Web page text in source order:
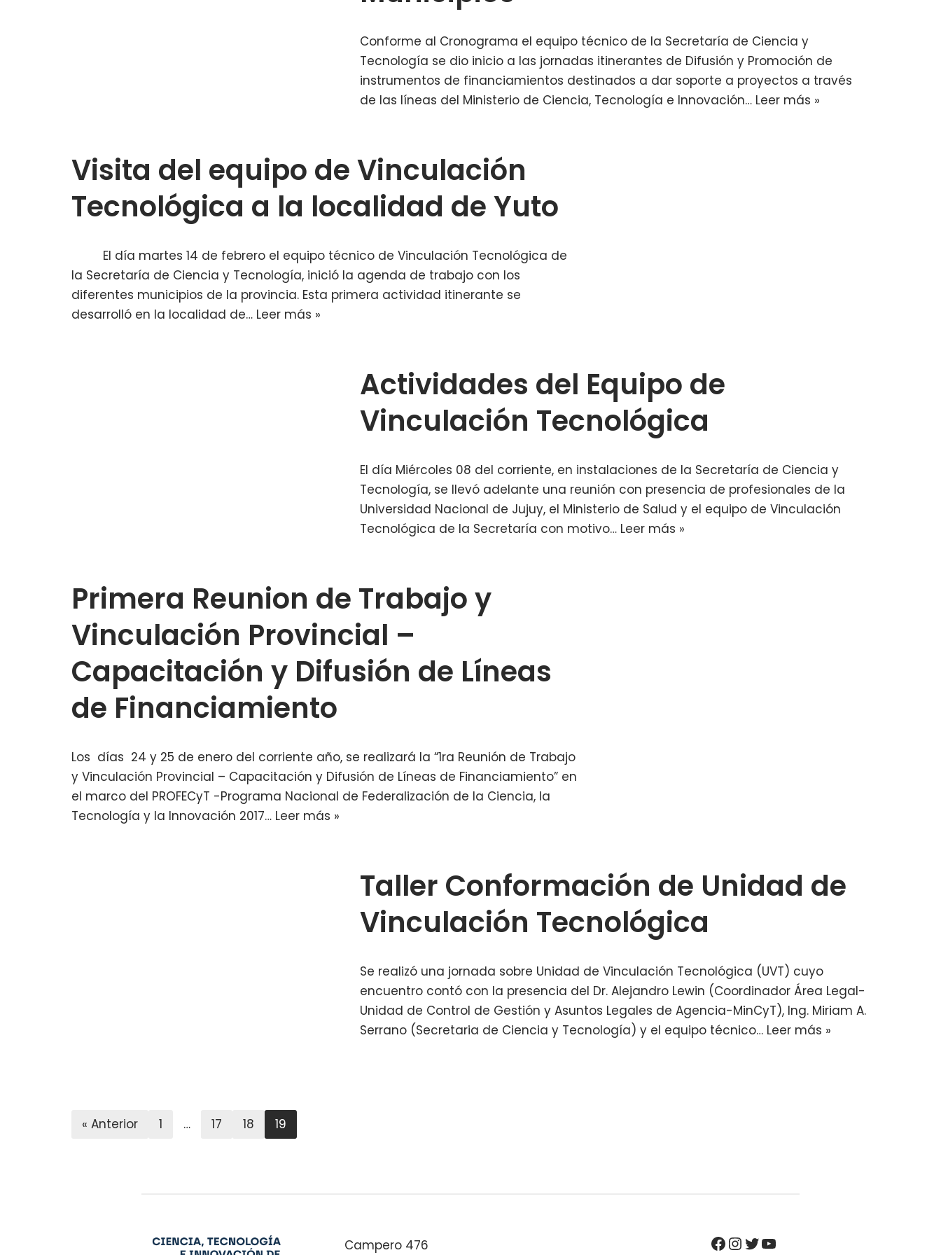
Conforme al Cronograma el equipo técnico de la Secretaría de Ciencia y
Tecnología se dio inicio a las jornadas itinerantes de Difusión y Promoción de
instrumentos de financiamientos destinados a dar soporte a proyectos a través
de las líneas del Ministerio de Ciencia, Tecnología e Innovación… Leer más »
Visita del equipo de Vinculación
Tecnológica a la localidad de Yuto
El día martes 14 de febrero el equipo técnico de Vinculación Tecnológica de
la Secretaría de Ciencia y Tecnología, inició la agenda de trabajo con los
diferentes municipios de la provincia. Esta primera actividad itinerante se
desarrolló en la localidad de… Leer más »
Actividades del Equipo de
Vinculación Tecnológica
El día Miércoles 08 del corriente, en instalaciones de la Secretaría de Ciencia y
Tecnología, se llevó adelante una reunión con presencia de profesionales de la
Universidad Nacional de Jujuy, el Ministerio de Salud y el equipo de Vinculación
Tecnológica de la Secretaría con motivo… Leer más »
Primera Reunion de Trabajo y
Vinculación Provincial –
Capacitación y Difusión de Líneas
de Financiamiento
Los días 24 y 25 de enero del corriente año, se realizará la “1ra Reunión de Trabajo
y Vinculación Provincial – Capacitación y Difusión de Líneas de Financiamiento” en
el marco del PROFECyT -Programa Nacional de Federalización de la Ciencia, la
Tecnología y la Innovación 2017… Leer más »
Taller Conformación de Unidad de
Vinculación Tecnológica
Se realizó una jornada sobre Unidad de Vinculación Tecnológica (UVT) cuyo
encuentro contó con la presencia del Dr. Alejandro Lewin (Coordinador Área Legal-
Unidad de Control de Gestión y Asuntos Legales de Agencia-MinCyT), Ing. Miriam A.
Serrano (Secretaria de Ciencia y Tecnología) y el equipo técnico… Leer más »
« Anterior 1 … 17 18 19
Campero 476